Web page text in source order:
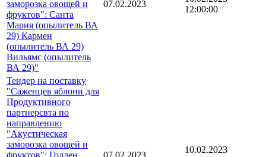
заморозка овощей и
фруктов": Санта
Мария (опылитель ВА
29) Кармен
(опылитель ВА 29)
Вильямс (опылитель
ВА 29)"
07.02.2023
12:00:00
Тендер на поставку
"Саженцев яблони для
Продуктивного
партнерсвта по
направлению
"Акустическая
заморозка овощей и
фруктов": Голден
07.02.2023
10.02.2023